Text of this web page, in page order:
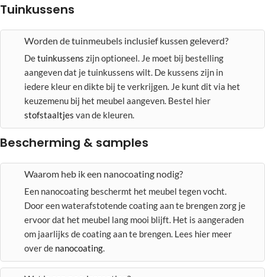
Tuinkussens
Worden de tuinmeubels inclusief kussen geleverd?
Detuinkussens zijn optioneel. Je moet bij bestelling
aangeven dat je tuinkussens wilt. De kussens zijn in
iedere kleur en dikte bij te verkrijgen. Je kunt dit via het
keuzemenu bij het meubel aangeven. Bestel hier
stofstaaltjes van de kleuren.
Bescherming & samples
Waarom heb ik een nanocoating nodig?
Een nanocoating beschermt het meubel tegen vocht.
Door een waterafstotende coating aan te brengen zorg je
ervoor dat het meubel lang mooi blijft. Het is aangeraden
om jaarlijks de coating aan te brengen. Lees hier meer
over de nanocoating.